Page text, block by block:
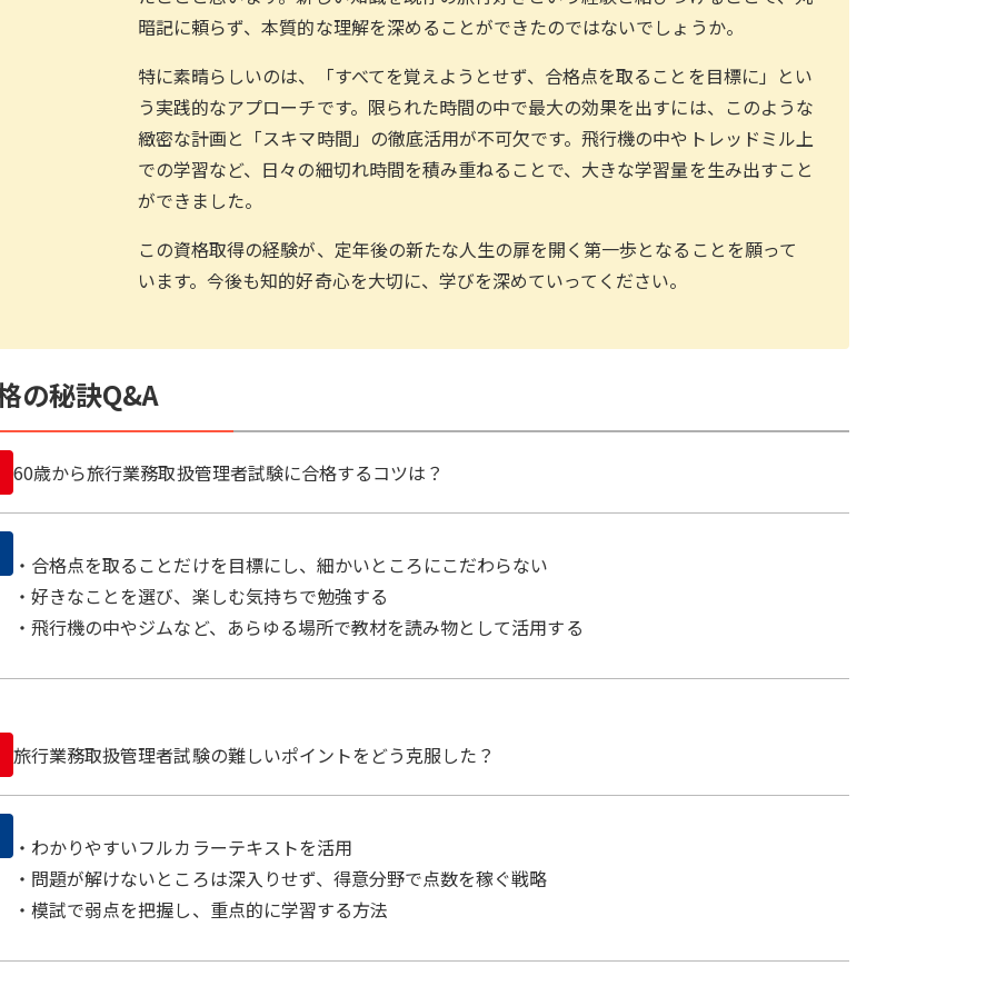
暗記に頼らず、本質的な理解を深めることができたのではないでしょうか。
特に素晴らしいのは、「すべてを覚えようとせず、合格点を取ることを目標に」とい
う実践的なアプローチです。限られた時間の中で最大の効果を出すには、このような
緻密な計画と「スキマ時間」の徹底活用が不可欠です。飛行機の中やトレッドミル上
での学習など、日々の細切れ時間を積み重ねることで、大きな学習量を生み出すこと
ができました。
この資格取得の経験が、定年後の新たな人生の扉を開く第一歩となることを願って
います。今後も知的好奇心を大切に、学びを深めていってください。
の秘訣Q&A
60歳から旅行業務取扱管理者試験に合格するコツは？
・合格点を取ることだけを目標にし、細かいところにこだわらない
・好きなことを選び、楽しむ気持ちで勉強する
・飛行機の中やジムなど、あらゆる場所で教材を読み物として活用する
旅行業務取扱管理者試験の難しいポイントをどう克服した？
・わかりやすいフルカラーテキストを活用
・問題が解けないところは深入りせず、得意分野で点数を稼ぐ戦略
・模試で弱点を把握し、重点的に学習する方法